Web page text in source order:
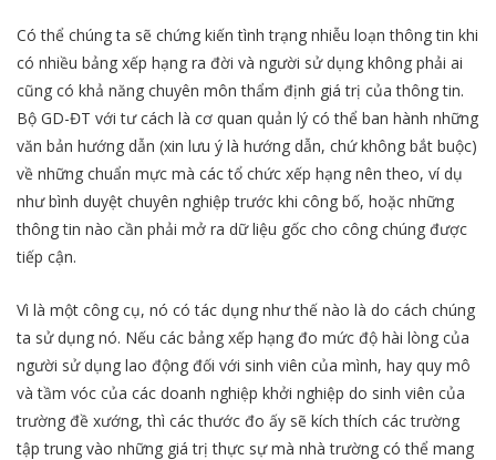
Có thể chúng ta sẽ chứng kiến tình trạng nhiễu loạn thông tin khi
có nhiều bảng xếp hạng ra đời và người sử dụng không phải ai
cũng có khả năng chuyên môn thẩm định giá trị của thông tin.
Bộ GD-ĐT với tư cách là cơ quan quản lý có thể ban hành những
văn bản hướng dẫn (xin lưu ý là hướng dẫn, chứ không bắt buộc)
về những chuẩn mực mà các tổ chức xếp hạng nên theo, ví dụ
như bình duyệt chuyên nghiệp trước khi công bố, hoặc những
thông tin nào cần phải mở ra dữ liệu gốc cho công chúng được
tiếp cận.
Vì là một công cụ, nó có tác dụng như thế nào là do cách chúng
ta sử dụng nó. Nếu các bảng xếp hạng đo mức độ hài lòng của
người sử dụng lao động đối với sinh viên của mình, hay quy mô
và tầm vóc của các doanh nghiệp khởi nghiệp do sinh viên của
trường đề xướng, thì các thước đo ấy sẽ kích thích các trường
tập trung vào những giá trị thực sự mà nhà trường có thể mang